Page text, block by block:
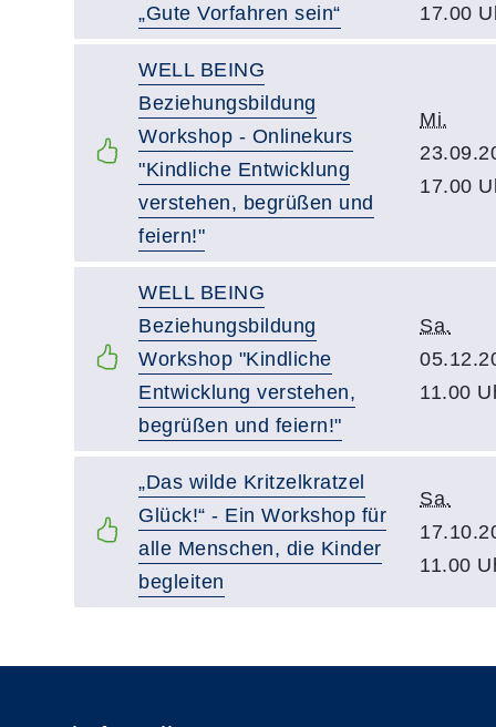
„Gute Vorfahren sein“
17.00
WELL BEING
Beziehungsbildung
Workshop - Onlinekurs
"Kindliche Entwicklung
verstehen, begrüßen und
feiern!"
Mi.
17.00
WELL BEING
Beziehungsbildung
Workshop "Kindliche
Entwicklung verstehen,
begrüßen und feiern!"
Sa.
11.00
„Das wilde Kritzelkratzel
Glück!“ - Ein Workshop für
alle Menschen, die Kinder
begleiten
Sa.
11.00